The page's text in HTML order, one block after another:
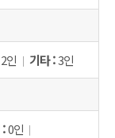
2인 기타 :3인
:0인